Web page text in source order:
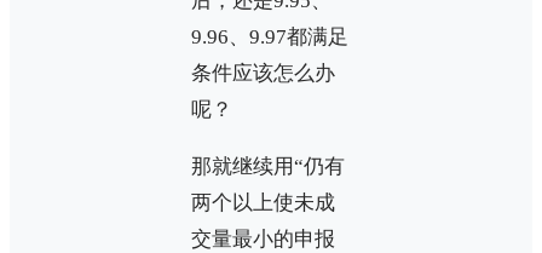
9.96、9.97都满足
条件应该怎么办
呢？
那就继续用“仍有
两个以上使未成
交量最小的申报